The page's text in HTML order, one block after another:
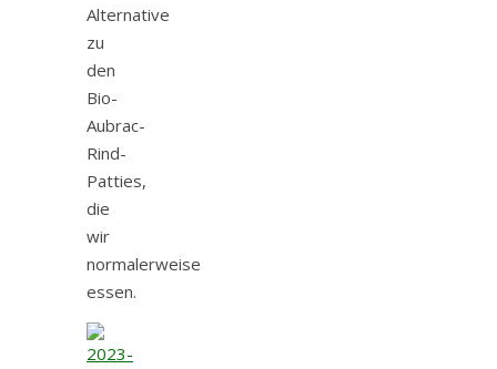
Alternative
zu
den
Bio-
Aubrac-
Rind-
Patties,
die
wir
normalerweise
essen.